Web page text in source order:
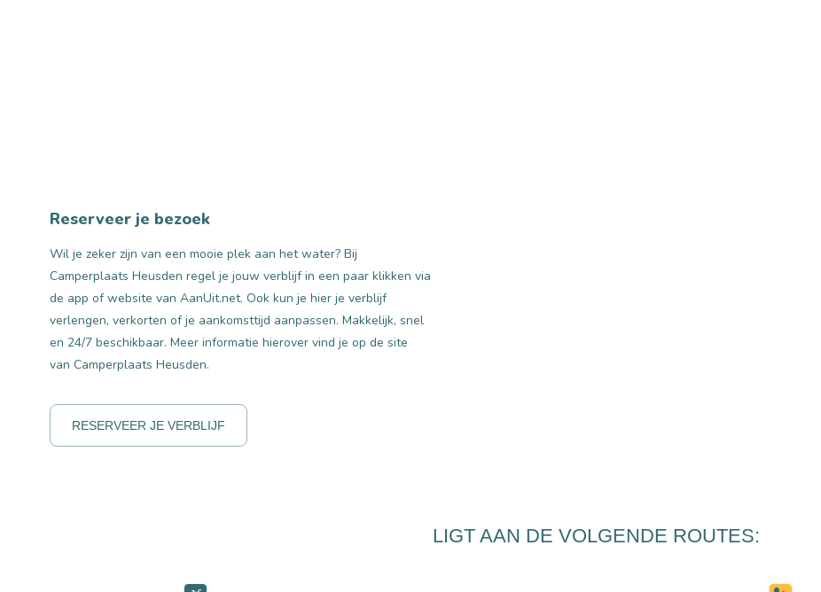
Reserveer je bezoek
Wil je zeker zijn van een mooie plek aan het water? Bij
Camperplaats Heusden regel je jouw verblijf in een paar klikken via
de app of website van AanUit.net. Ook kun je hier je verblijf
verlengen, verkorten of je aankomsttijd aanpassen. Makkelijk, snel
en 24/7 beschikbaar. Meer informatie hierover vind je op de site
van Camperplaats Heusden.
RESERVEER JE VERBLIJF
LIGT AAN DE VOLGENDE ROUTES: